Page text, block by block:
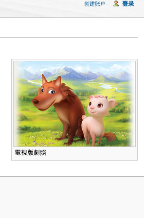
電視版劇照
创建账户 登录